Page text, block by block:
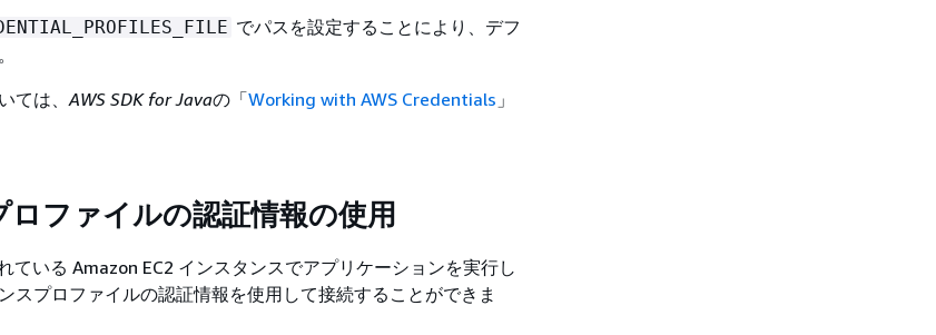
でパスを設定することにより、デフ
ては、AWS SDK for Javaの「Working with AWS Credentials 」
ファイルの認証情報の使用
ている Amazon EC2 インスタンスでアプリケーションを実行し
スプロファイルの認証情報を使用して接続することができま